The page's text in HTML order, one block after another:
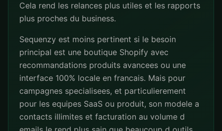
Cela rend les relances plus utiles et les rapports
plus proches du business.
Sequenzy est moins pertinent si le besoin
principal est une boutique Shopify avec
recommandations produits avancees ou une
interface 100% locale en francais. Mais pour
campagnes specialisees, et particulierement
pour les equipes SaaS ou produit, son modele a
contacts illimites et facturation au volume d